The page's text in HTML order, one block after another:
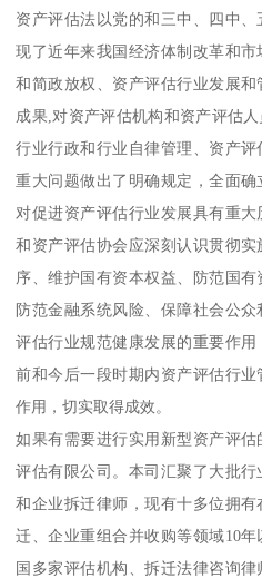
资产评估法以党的和三中、四中
现了近年来我国经济体制改革和
和简政放权、资产评估行业发展
成果,对资产评估机构和资产评估
行业行政和行业自律管理、资产
重大问题做出了明确规定，全面确
对促进资产评估行业发展具有重
和资产评估协会应深刻认识贯彻
序、维护国有资本权益、防范国有
防范金融系统风险、保障社会公
评估行业规范健康发展的重要作
前和今后一段时期内资产评估行
作用，切实取得成效。
如果有需要进行实用新型资产评
评估有限公司。本司汇聚了大批
和企业拆迁律师，现有十多位拥
迁、企业重组合并收购等领域10
国多家评估机构、拆迁法律咨询